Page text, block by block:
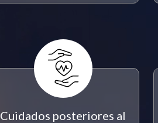
Cuidados posteriores al